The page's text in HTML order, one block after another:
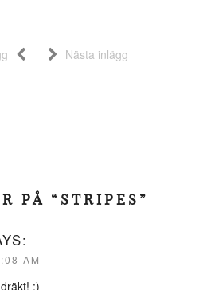
Nästa inlägg
PÅ “STRIPES”
AM
:)